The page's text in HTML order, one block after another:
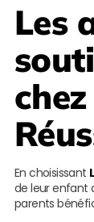
Les
chez
En choisissant
de leur enfant
parents